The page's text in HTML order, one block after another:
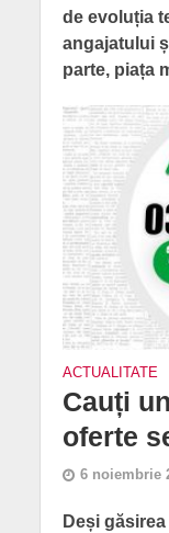
de evoluția
angajatului
parte, piața
ACTUALITATE
Cauți
oferte
6 noiembrie
Deși